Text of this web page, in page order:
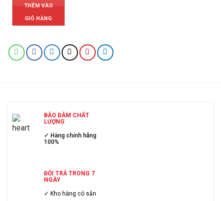
THÊM VÀO
GIỎ HÀNG
BẢO ĐẢM CHẤT
LƯỢNG
✓ Hàng chính hãng
100%
ĐỔI TRẢ TRONG 7
NGÀY
✓ Kho hàng có sẳn